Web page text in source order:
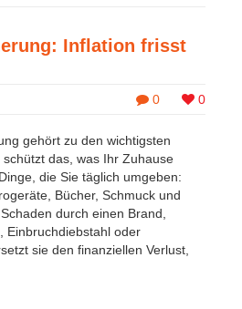
Inflation frisst
0 0
gehört zu den wichtigsten
das, was Ihr Zuhause
die Sie täglich umgeben:
Bücher, Schmuck und
durch einen Brand,
Einbruchdiebstahl oder
sie den finanziellen Verlust,